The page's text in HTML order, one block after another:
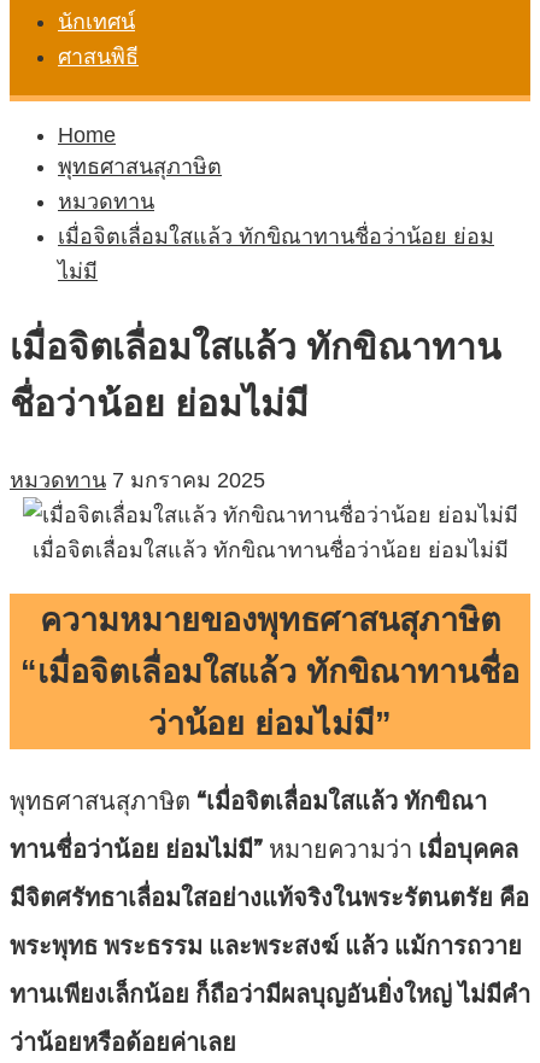
นักเทศน์
ศาสนพิธี
Home
พุทธศาสนสุภาษิต
หมวดทาน
เมื่อจิตเลื่อมใสแล้ว ทักขิณาทานชื่อว่าน้อย ย่อม
ไม่มี
เมื่อจิตเลื่อมใสแล้ว ทักขิณาทาน
ชื่อว่าน้อย ย่อมไม่มี
หมวดทาน 7 มกราคม 2025
เมื่อจิตเลื่อมใสแล้ว ทักขิณาทานชื่อว่าน้อย ย่อมไม่มี
ความหมายของพุทธศาสนสุภาษิต
“เมื่อจิตเลื่อมใสแล้ว ทักขิณาทานชื่อ
ว่าน้อย ย่อมไม่มี”
พุทธศาสนสุภาษิต “เมื่อจิตเลื่อมใสแล้ว ทักขิณา
ทานชื่อว่าน้อย ย่อมไม่มี”หมายความว่า เมื่อบุคคล
มีจิตศรัทธาเลื่อมใสอย่างแท้จริงในพระรัตนตรัย คือ
พระพุทธ พระธรรม และพระสงฆ์ แล้ว แม้การถวาย
ทานเพียงเล็กน้อย ก็ถือว่ามีผลบุญอันยิ่งใหญ่ ไม่มีคำ
ว่าน้อยหรือด้อยค่าเลย